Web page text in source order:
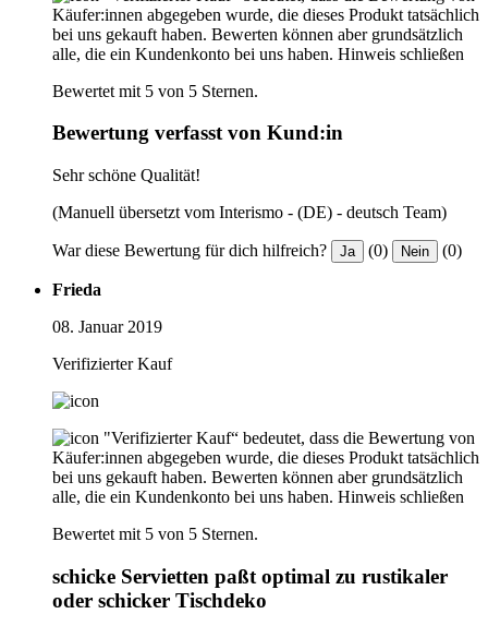
Käufer:innen abgegeben wurde, die dieses Produkt tatsächlich
bei uns gekauft haben. Bewerten können aber grundsätzlich
alle, die ein Kundenkonto bei uns haben. Hinweis schließen
Bewertet mit 5 von 5 Sternen.
Bewertung verfasst von Kund:in
Sehr schöne Qualität!
(Manuell übersetzt vom Interismo - (DE) - deutsch Team)
War diese Bewertung für dich hilfreich? Ja (0) Nein (0)
Frieda
08. Januar 2019
Verifizierter Kauf
"Verifizierter Kauf“ bedeutet, dass die Bewertung von
Käufer:innen abgegeben wurde, die dieses Produkt tatsächlich
bei uns gekauft haben. Bewerten können aber grundsätzlich
alle, die ein Kundenkonto bei uns haben. Hinweis schließen
Bewertet mit 5 von 5 Sternen.
schicke Servietten paßt optimal zu rustikaler
oder schicker Tischdeko